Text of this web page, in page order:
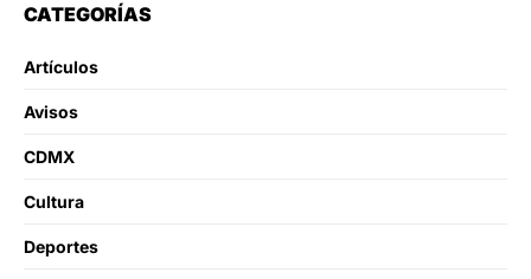
CATEGORÍAS
Artículos
Avisos
CDMX
Cultura
Deportes